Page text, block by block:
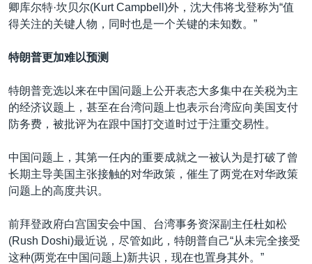
卿库尔特·坎贝尔(Kurt Campbell)外，沈大伟将戈登称为“值
得关注的关键人物，同时也是一个关键的未知数。”
特朗普更加难以预测
特朗普竞选以来在中国问题上公开表态大多集中在关税为主
的经济议题上，甚至在台湾问题上也表示台湾应向美国支付
防务费，被批评为在跟中国打交道时过于注重交易性。
中国问题上，其第一任内的重要成就之一被认为是打破了曾
长期主导美国主张接触的对华政策，催生了两党在对华政策
问题上的高度共识。
前拜登政府白宫国安会中国、台湾事务资深副主任杜如松
(Rush Doshi)最近说，尽管如此，特朗普自己“从未完全接受
这种(两党在中国问题上)新共识，现在也置身其外。”